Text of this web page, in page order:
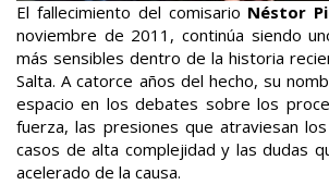
El fallecimiento del comisario Néstor
noviembre de 2011, continúa siendo
más sensibles dentro de la historia
Salta. A catorce años del hecho, su
espacio en los debates sobre los
fuerza, las presiones que atraviesan
casos de alta complejidad y las dudas
acelerado de la causa.